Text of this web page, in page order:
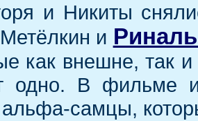
и Никиты
и
как внешне, так и
одно. В фильме
самцы,